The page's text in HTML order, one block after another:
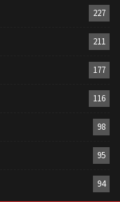
227
211
177
116
98
95
94